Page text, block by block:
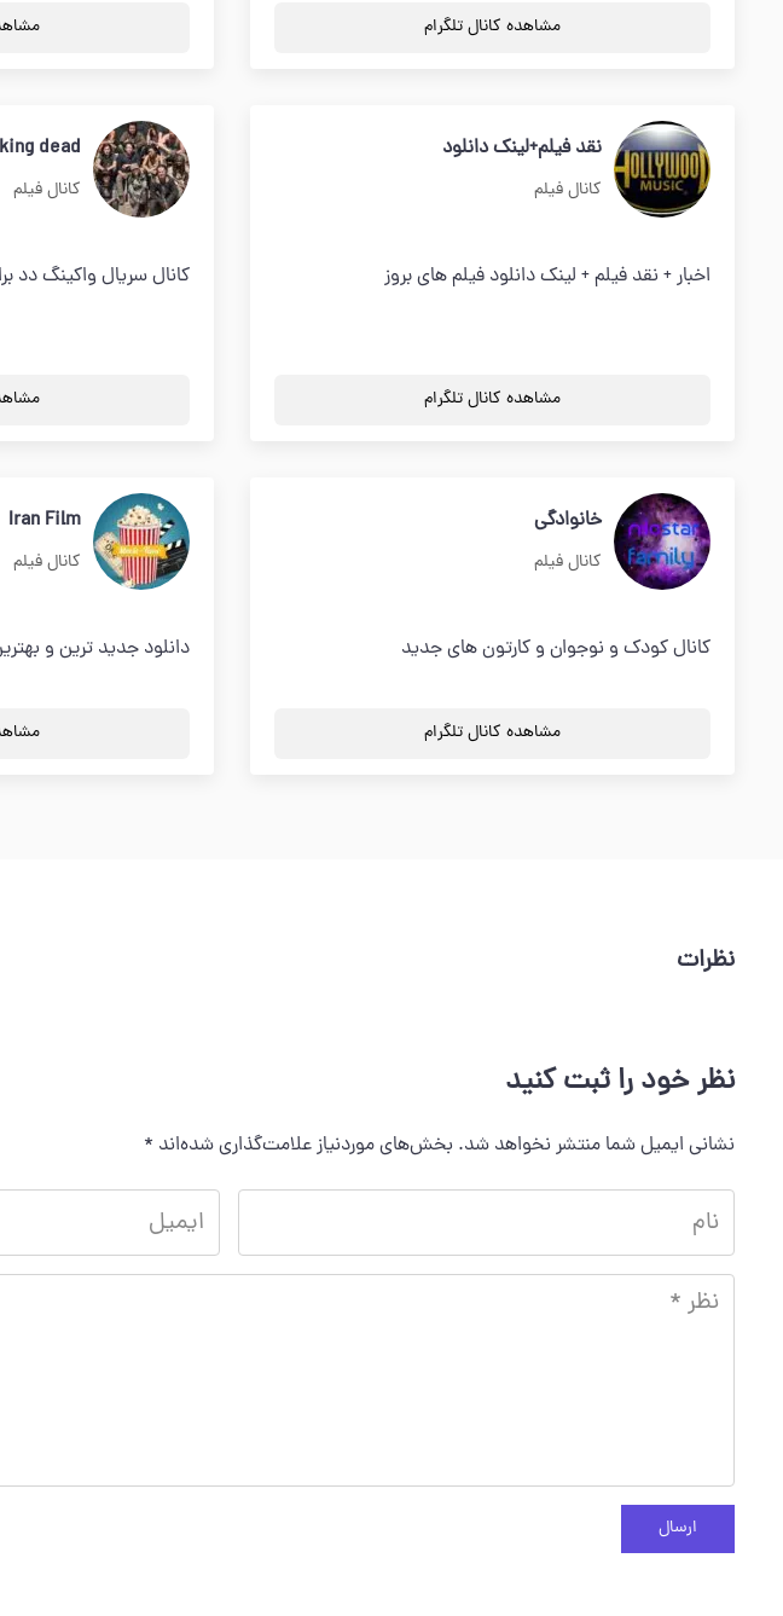
مشاهده کانال تلگرام
نقد فیلم+لینک دانلود
کانال فیلم
اخبار + نقد فیلم + لینک دانلود فیلم های بروز
مشاهده کانال تلگرام
dead
کانال فیلم
کانال سریال واکینگ دد
خانوادگی
کانال فیلم
کانال کودک و نوجوان و کارتون های جدید
مشاهده کانال تلگرام
Iran Film
کانال فیلم
دانلود جدید ترین و
نظرات
نظر خود را ثبت کنید
نشانی ایمیل شما منتشر نخواهد شد. بخش‌های موردنیاز علامت‌گذاری شده‌اند *
ارسال